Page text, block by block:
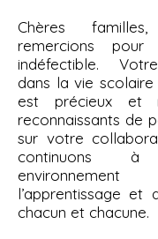
Chères
remercions pour
indéfectible.
dans la vie
est précieux et
reconnaissants de
sur votre
continuons
l’apprentissage et
chacun et chacune.